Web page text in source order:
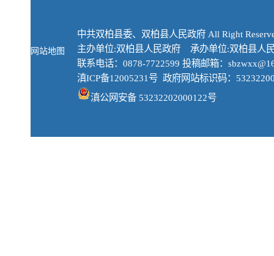
网站地图
中共双柏县委、双柏县人民政府 All Right
主办单位:双柏县人民政府 承办单位:双柏县人
联系电话：0878-7722599 投稿邮箱：
滇ICP备12005231号 政府网站标识码：
滇公网安备 53232202000122号